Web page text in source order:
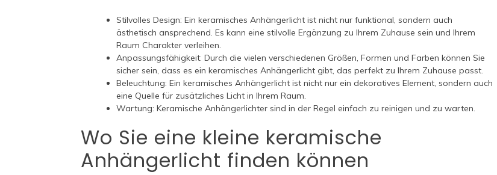
Stilvolles Design: Ein keramisches Anhängerlicht ist nicht nur funktional, sondern auch
ästhetisch ansprechend. Es kann eine stilvolle Ergänzung zu Ihrem Zuhause sein und Ihrem
Raum Charakter verleihen.
Anpassungsfähigkeit: Durch die vielen verschiedenen Größen, Formen und Farben können Sie
sicher sein, dass es ein keramisches Anhängerlicht gibt, das perfekt zu Ihrem Zuhause passt.
Beleuchtung: Ein keramisches Anhängerlicht ist nicht nur ein dekoratives Element, sondern auch
eine Quelle für zusätzliches Licht in Ihrem Raum.
Wartung: Keramische Anhängerlichter sind in der Regel einfach zu reinigen und zu warten.
Wo Sie eine kleine keramische
Anhängerlicht finden können